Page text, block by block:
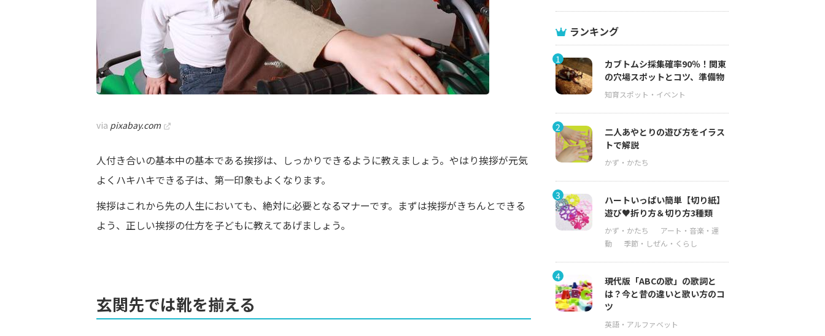
via pixabay.com
人付き合いの基本中の基本である挨拶は、しっかりできるように教えましょう。やはり挨拶が元気
よくハキハキできる子は、第一印象もよくなります。
挨拶はこれから先の人生においても、絶対に必要となるマナーです。まずは挨拶がきちんとできる
よう、正しい挨拶の仕方を子どもに教えてあげましょう。
玄関先では靴を揃える
ランキング
1
カブトムシ採集確率90％！関東
の穴場スポットとコツ、準備物
2
二人あやとりの遊び方をイラス
トで解説
3
ハートいっぱい簡単【切り紙】
遊び♥折り方＆切り方3種類
4
現代版「ABCの歌」の歌詞と
は？今と昔の違いと歌い方のコ
ツ